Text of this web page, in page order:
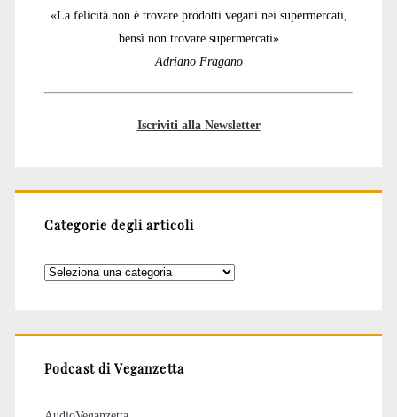
«La felicità non è trovare prodotti vegani nei supermercati,
bensì non trovare supermercati»
Adriano Fragano
Iscriviti alla Newsletter
Categorie degli articoli
Categorie
Podcast di Veganzetta